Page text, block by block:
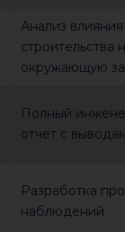
Анализ влияния
строительства
окружающую
Полный
отчет с
Разработка
наблюдений